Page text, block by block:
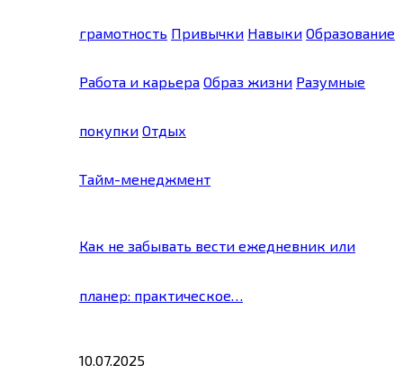
грамотность Привычки Навыки Образование
Работа и карьера Образ жизни Разумные
покупки Отдых
Тайм-менеджмент
Как не забывать вести ежедневник или
планер: практическое…
10.07.2025